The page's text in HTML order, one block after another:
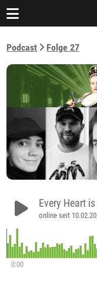
Podcast Folge 27
Every Heart
online seit
0:00